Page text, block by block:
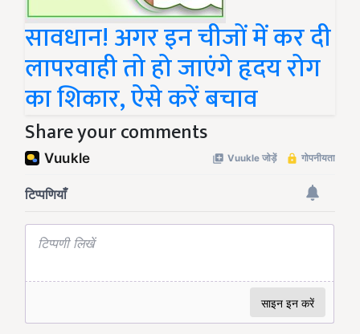
सावधान! अगर इन चीजों में कर दी
लापरवाही तो हो जाएंगे हृदय रोग
का शिकार, ऐसे करें बचाव
Share your comments